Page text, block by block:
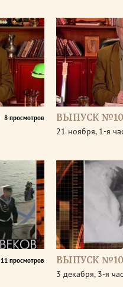
8 просмотров ВЫПУСК
21 ноября, 1-я
11 просмотров ВЫПУСК
3 декабря, 3-я